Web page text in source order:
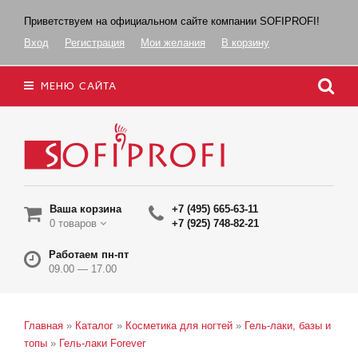
Приветствуем на официальном сайте компании SOFIPROFI!
Вход
Регистрация Мои желания В корзину
МЕНЮ САЙТА
Ваша корзина
0 товаров
+7 (495) 665-63-11
+7 (925) 748-82-21
Работаем пн-пт
09.00 — 17.00
Главная » Каталог » Косметика для ногтей » Гель-лаки, базы и
топы » Гель-лаки Forever